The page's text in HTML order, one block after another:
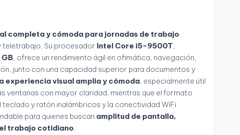
completa y cómoda para jornadas de trabajo
teletrabajo. Su procesador Intel Core i5-9500T,
, ofrece un rendimiento ágil en ofimática, navegación,
junto con una capacidad superior para documentos y
experiencia visual amplia y cómoda, especialmente útil
ventanas con mayor claridad, mientras que el formato
y ratón inalámbricos y la conectividad WiFi
para quienes buscan amplitud de pantalla,
trabajo cotidiano.